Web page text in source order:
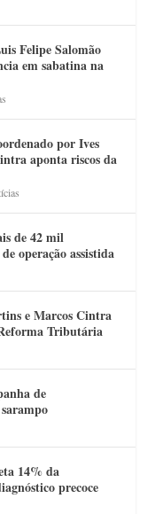
Felipe Salomão
em sabatina na
por Ives
aponta riscos da
de 42 mil
operação assistida
e Marcos Cintra
Tributária
de
14% da
precoce